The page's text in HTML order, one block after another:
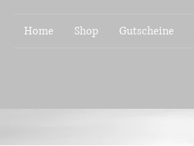
Home Shop Gutscheine